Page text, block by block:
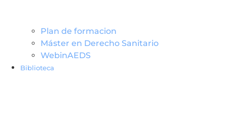
Plan de formacion
Máster en Derecho Sanitario
WebinAEDS
Biblioteca